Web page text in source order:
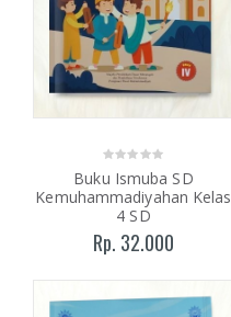
Buku Ismuba SD
Kemuhammadiyahan Kelas
4 SD
Rp. 32.000